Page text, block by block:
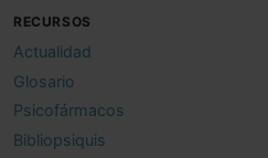
RECURSOS
Actualidad
Glosario
Psicofármacos
Bibliopsiquis